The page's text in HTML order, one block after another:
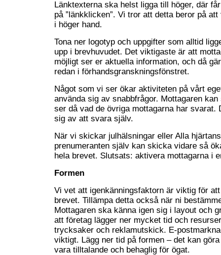
Länktexterna ska helst ligga till höger, där
på ”länkklicken”. Vi tror att detta beror på
i höger hand.
Tona ner logotyp och uppgifter som alltid
upp i brevhuvudet. Det viktigaste är att
möjligt ser er aktuella information, och då
redan i förhandsgranskningsfönstret.
Något som vi ser ökar aktiviteten på vårt
använda sig av snabbfrågor. Mottagaren
ser då vad de övriga mottagarna har svarat.
sig av att svara själv.
När vi skickar julhälsningar eller Alla
prenumeranten själv kan skicka vidare så
hela brevet. Slutsats: aktivera mottagarna i
Formen
Vi vet att igenkänningsfaktorn är viktig för
brevet. Tillämpa detta också när ni
Mottagaren ska känna igen sig i layout och
att företag lägger ner mycket tid och
trycksaker och reklamutskick. E-
viktigt. Lägg ner tid på formen – det kan
vara tilltalande och behaglig för ögat.